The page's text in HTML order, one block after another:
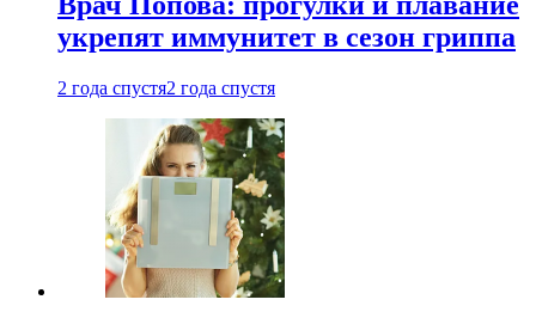
укрепят иммунитет в сезон гриппа
2 года спустя2 года спустя